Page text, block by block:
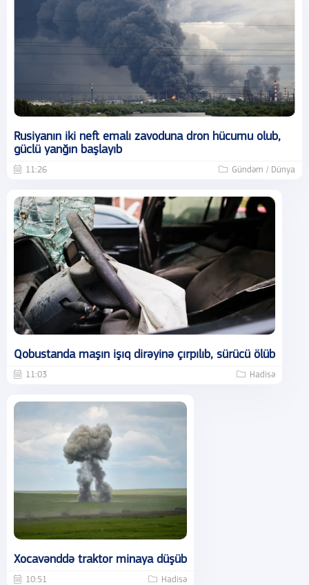
Rusiyanın iki neft emalı zavoduna dron hücumu olub,
güclü yanğın başlayıb
11:26 Gündəm / Dünya
Qobustanda maşın işıq dirəyinə çırpılıb, sürücü ölüb
11:03 Hadisə
Xocavənddə traktor minaya düşüb
10:51 Hadisə